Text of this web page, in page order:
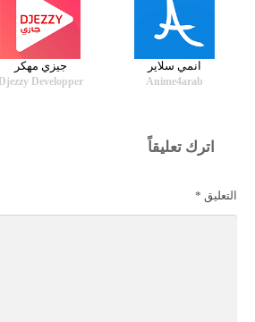
انمي سلاير
Anime4arab
جيزي مهكر
Djezzy Developper
اترك تعليقاً
التعليق *